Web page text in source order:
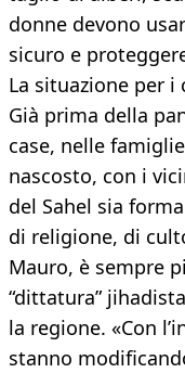
donne devono
sicuro e
La situazione per
Già prima della
case, nelle
nascosto, con i
del Sahel sia
di religione, di
Mauro, è sempre
“dittatura”
la regione. «Con
stanno